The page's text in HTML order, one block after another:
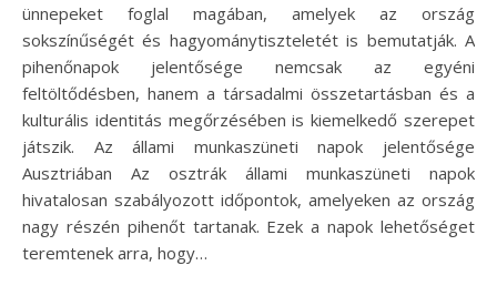
ünnepeket foglal magában, amelyek az ország
sokszínűségét és hagyománytiszteletét is bemutatják. A
pihenőnapok jelentősége nemcsak az egyéni
feltöltődésben, hanem a társadalmi összetartásban és a
kulturális identitás megőrzésében is kiemelkedő szerepet
játszik. Az állami munkaszüneti napok jelentősége
Ausztriában Az osztrák állami munkaszüneti napok
hivatalosan szabályozott időpontok, amelyeken az ország
nagy részén pihenőt tartanak. Ezek a napok lehetőséget
teremtenek arra, hogy…